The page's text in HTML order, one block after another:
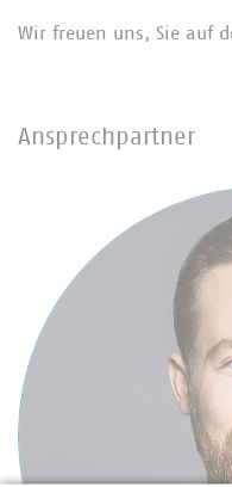
Wir freuen uns, Sie auf
Ansprechpartner